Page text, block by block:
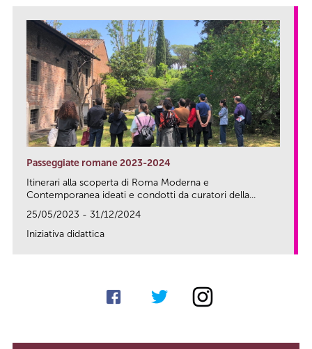
Passeggiate romane 2023-2024
Itinerari alla scoperta di Roma Moderna e
Contemporanea ideati e condotti da curatori della...
25/05/2023 - 31/12/2024
Iniziativa didattica